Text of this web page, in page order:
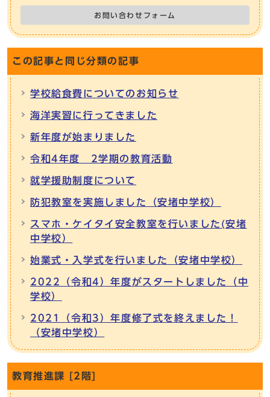
お問い合わせフォーム
この記事と同じ分類の記事
学校給食費についてのお知らせ
海洋実習に行ってきました
新年度が始まりました
令和4年度 2学期の教育活動
就学援助制度について
防犯教室を実施しました（安堵中学校）
スマホ・ケイタイ安全教室を行いました(安堵
中学校）
始業式・入学式を行いました（安堵中学校）
2022（令和4）年度がスタートしました（中
学校）
2021（令和3）年度修了式を終えました！
（安堵中学校）
教育推進課 [2階]